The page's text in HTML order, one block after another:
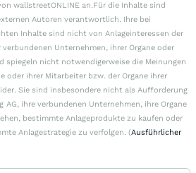
wallstreetONLINE an.Für die Inhalte sind
Autoren verantwortlich. Ihre bei
Inhalte sind nicht von Anlageinteressen der
Unternehmen, ihrer Organe oder
spiegeln nicht notwendigerweise die Meinungen
oder ihrer Mitarbeiter bzw. der Organe ihrer
Sie sind insbesondere nicht als Aufforderung
ihre verbundenen Unternehmen, ihre Organe
bestimmte Anlageprodukte zu kaufen oder
Anlagestrategie zu verfolgen. (Ausführlicher